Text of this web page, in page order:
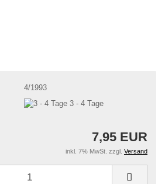
4/1993
3 - 4 Tage
7,95 EUR
inkl. 7% MwSt. zzgl. Versand